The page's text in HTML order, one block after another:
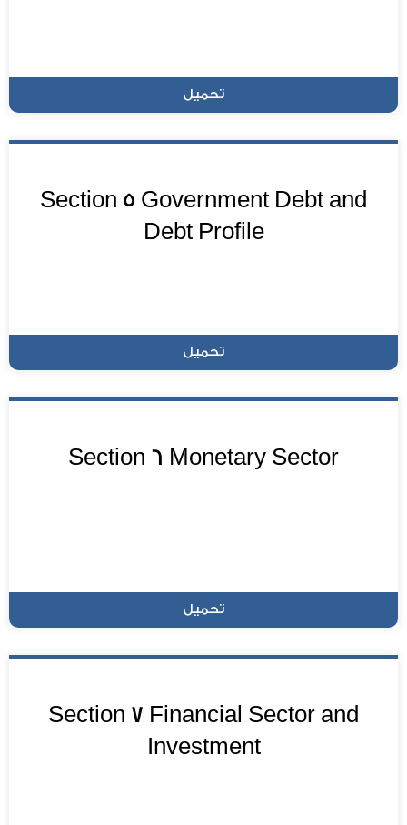
تحميل
Section 5 Government Debt and
Debt Profile
تحميل
Section 6 Monetary Sector
تحميل
Section 7 Financial Sector and
Investment